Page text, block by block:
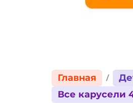
Главная
Все карусели